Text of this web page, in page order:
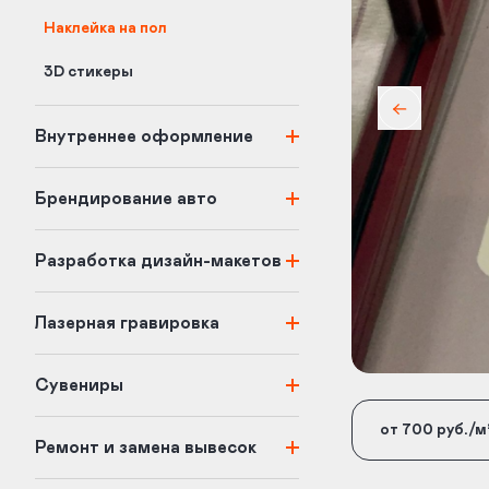
Наклейка на пол
3D стикеры
Внутреннее оформление
Брендирование авто
Разработка дизайн-макетов
Лазерная гравировка
Сувениры
Ремонт и замена вывесок
от 700 руб./